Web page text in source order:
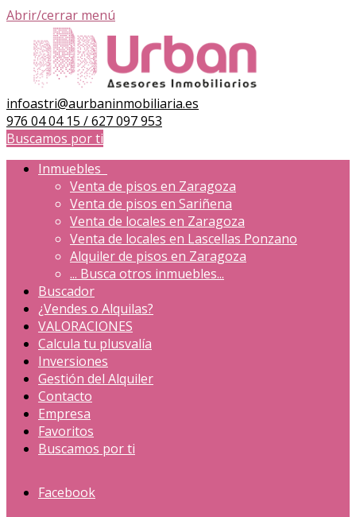
Abrir/cerrar menú
infoastri@aurbaninmobiliaria.es
976 04 04 15 / 627 097 953
Buscamos por ti
Inmuebles
Venta de pisos en Zaragoza
Venta de pisos en Sariñena
Venta de locales en Zaragoza
Venta de locales en Lascellas Ponzano
Alquiler de pisos en Zaragoza
... Busca otros inmuebles...
Buscador
¿Vendes o Alquilas?
VALORACIONES
Calcula tu plusvalía
Inversiones
Gestión del Alquiler
Contacto
Empresa
Favoritos
Buscamos por ti
Facebook